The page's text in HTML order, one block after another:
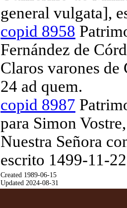
general vulgata],
copid 8958
Fernández de
Claros varones
24 ad quem.
copid 8987
para Simon
Nuestra Señora
escrito 1499-11-
Created 1989-06-15
Updated 2024-08-31